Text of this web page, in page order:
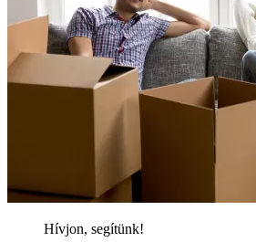
Hívjon, segítünk!